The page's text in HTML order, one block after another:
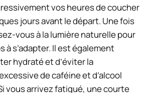
vos heures de coucher
jours avant le départ. Une fois
vous à la lumière naturelle pour
à s’adapter. Il est également
hydraté et d’éviter la
de caféine et d’alcool
vous arrivez fatigué, une courte